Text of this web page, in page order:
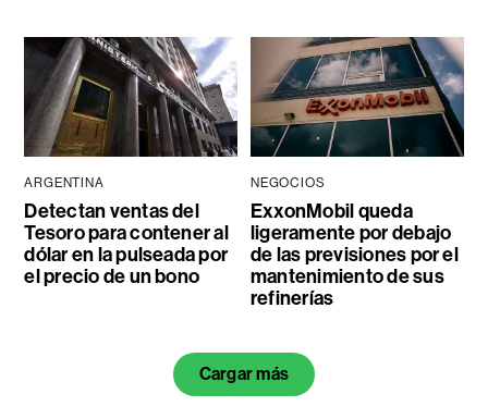
ARGENTINA
Detectan ventas del
Tesoro para contener al
dólar en la pulseada por
el precio de un bono
NEGOCIOS
ExxonMobil queda
ligeramente por debajo
de las previsiones por el
mantenimiento de sus
refinerías
Cargar más